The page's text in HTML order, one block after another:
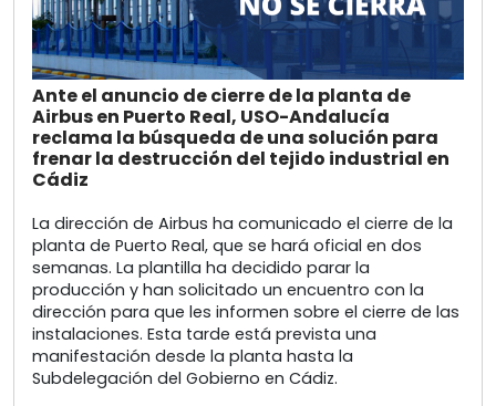
Ante el anuncio de cierre de la planta de
Airbus en Puerto Real, USO-Andalucía
reclama la búsqueda de una solución para
frenar la destrucción del tejido industrial en
Cádiz
La dirección de Airbus ha comunicado el cierre de la
planta de Puerto Real, que se hará oficial en dos
semanas. La plantilla ha decidido parar la
producción y han solicitado un encuentro con la
dirección para que les informen sobre el cierre de las
instalaciones. Esta tarde está prevista una
manifestación desde la planta hasta la
Subdelegación del Gobierno en Cádiz.